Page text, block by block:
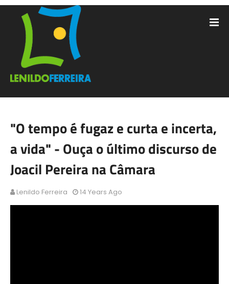
"O tempo é fugaz e curta e incerta,
a vida" - Ouça o último discurso de
Joacil Pereira na Câmara
Lenildo Ferreira 14 Years Ago